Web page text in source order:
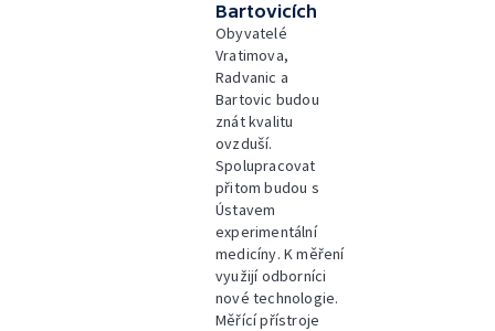
Bartovicích
Obyvatelé
Vratimova,
Radvanic a
Bartovic budou
znát kvalitu
ovzduší.
Spolupracovat
přitom budou s
Ústavem
experimentální
medicíny. K měření
využijí odborníci
nové technologie.
Měřící přístroje